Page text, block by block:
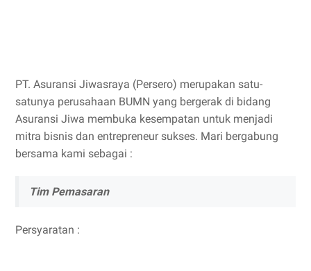
PT. Asuransi Jiwasraya (Persero) merupakan satu-
satunya perusahaan BUMN yang bergerak di bidang
Asuransi Jiwa membuka kesempatan untuk menjadi
mitra bisnis dan entrepreneur sukses. Mari bergabung
bersama kami sebagai :
Tim Pemasaran
Persyaratan :